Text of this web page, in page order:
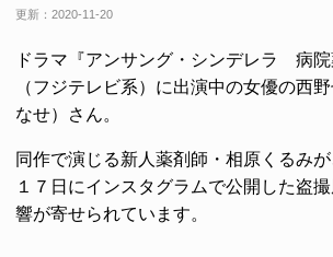
更新： 2020-11-20
ドラマ『アンサング・シンデレラ 病院
（フジテレビ系）に出演中の女優の西
なせ）さん。
同作で演じる新人薬剤師・相原くるみ
１７日にインスタグラムで公開した盗
響が寄せられています。